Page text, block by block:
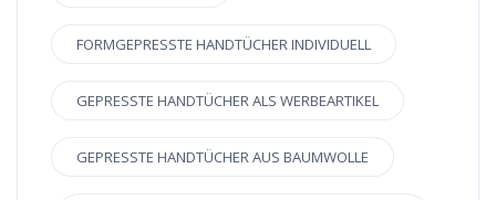
FORMGEPRESSTE HANDTÜCHER INDIVIDUELL
GEPRESSTE HANDTÜCHER ALS WERBEARTIKEL
GEPRESSTE HANDTÜCHER AUS BAUMWOLLE